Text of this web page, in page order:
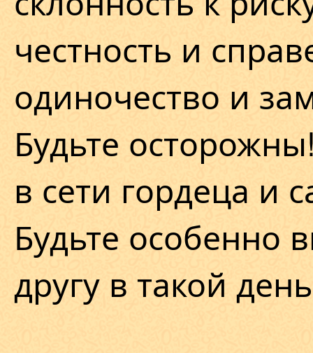
честность и
одиночество и
Будьте
в сети гордеца и
Будьте особенно
другу в такой